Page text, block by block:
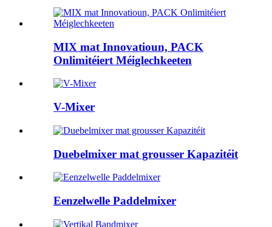
MIX mat Innovatioun, PACK
Onlimitéiert Méiglechkeeten
V-Mixer
Duebelmixer mat grousser Kapazitéit
Eenzelwelle Paddelmixer